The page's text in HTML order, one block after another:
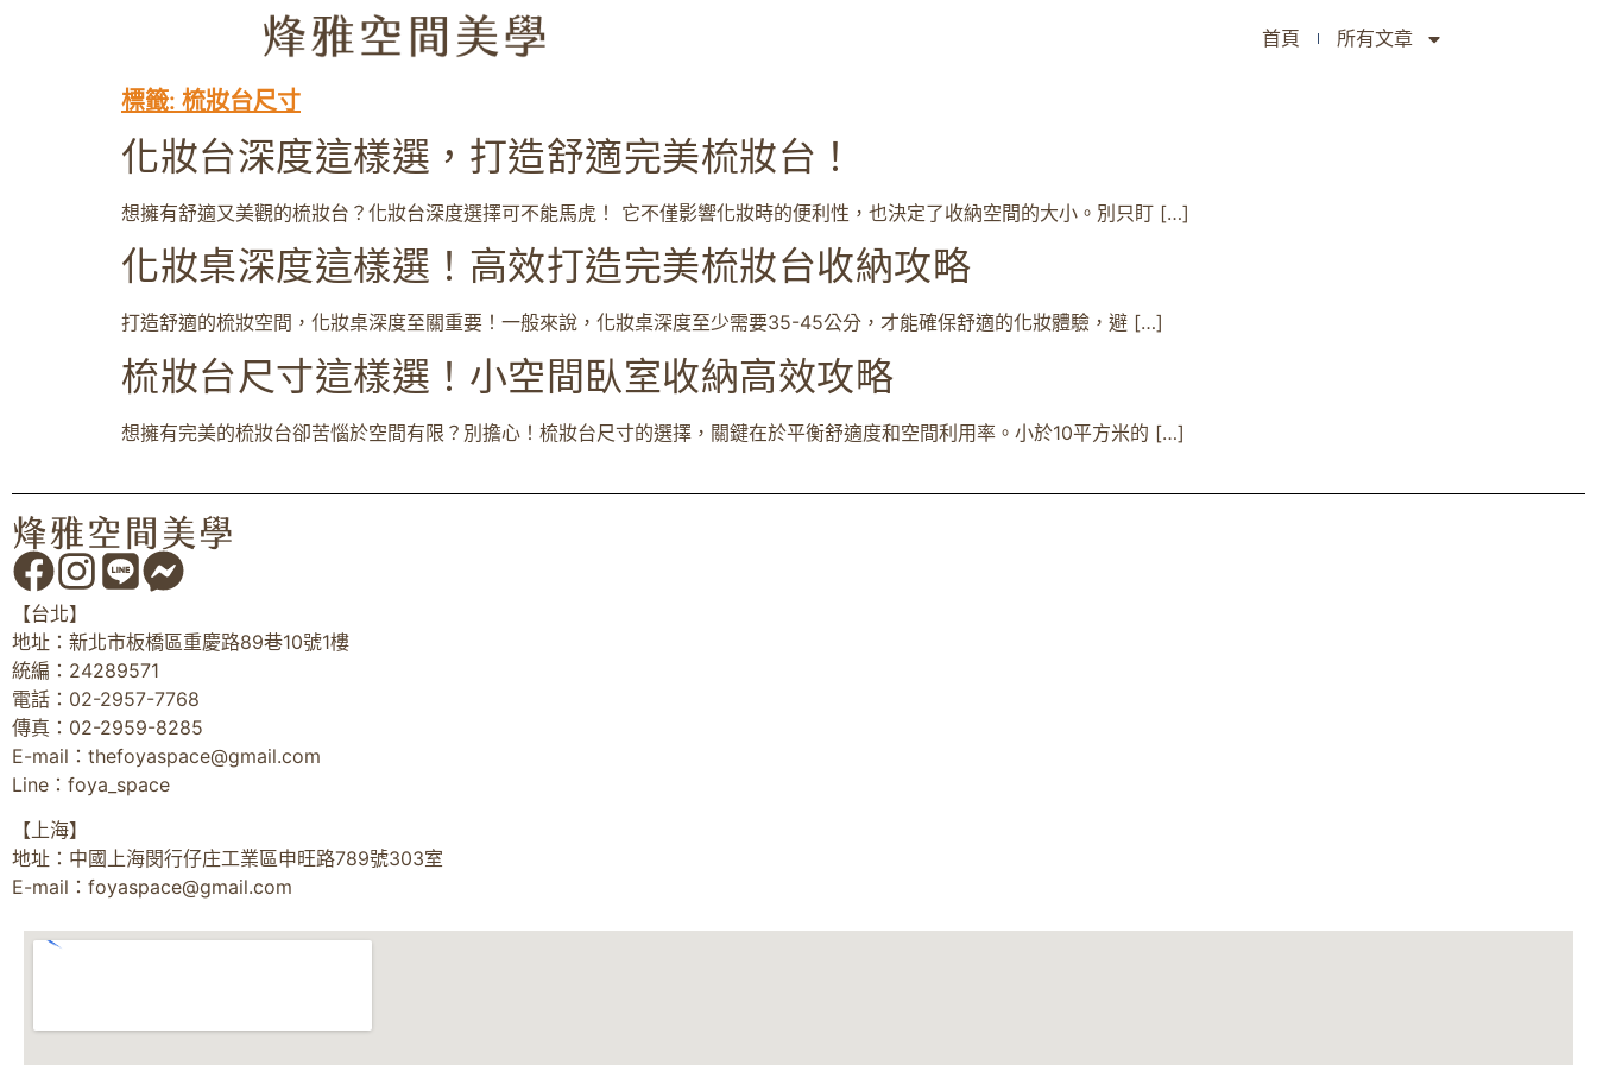
首頁 所有文章
標籤: 梳妝台尺寸
化妝台深度這樣選，打造舒適完美梳妝台！
想擁有舒適又美觀的梳妝台？化妝台深度選擇可不能馬虎！ 它不僅影響化妝時的便利性，也決定了收納空間的大小。別只盯 […]
化妝桌深度這樣選！高效打造完美梳妝台收納攻略
打造舒適的梳妝空間，化妝桌深度至關重要！一般來說，化妝桌深度至少需要35-45公分，才能確保舒適的化妝體驗，避 […]
梳妝台尺寸這樣選！小空間臥室收納高效攻略
想擁有完美的梳妝台卻苦惱於空間有限？別擔心！梳妝台尺寸的選擇，關鍵在於平衡舒適度和空間利用率。小於10平方米的 […]
【台北】
地址：新北市板橋區重慶路89巷10號1樓
統編：24289571
電話：02-2957-7768
傳真：02-2959-8285
E-mail： thefoyaspace@gmail.com
Line：foya_space
【上海】
地址：中國上海閔行仔庄工業區申旺路789號303室
E-mail： foyaspace@gmail.com